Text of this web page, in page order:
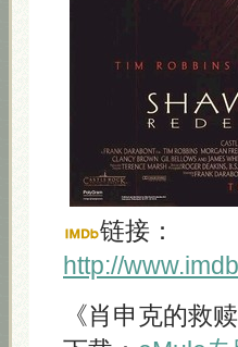
链接：
http://
《肖申克的救